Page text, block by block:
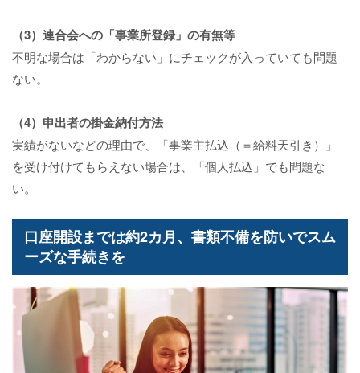
（3）連合会への「事業所登録」の有無等
不明な場合は「わからない」にチェックが入っていても問題
ない。
（4）申出者の掛金納付方法
実績がないなどの理由で、「事業主払込（＝給料天引き）」
を受け付けてもらえない場合は、「個人払込」でも問題な
い。
口座開設までは約2カ月、書類不備を防いでスム
ーズな手続きを